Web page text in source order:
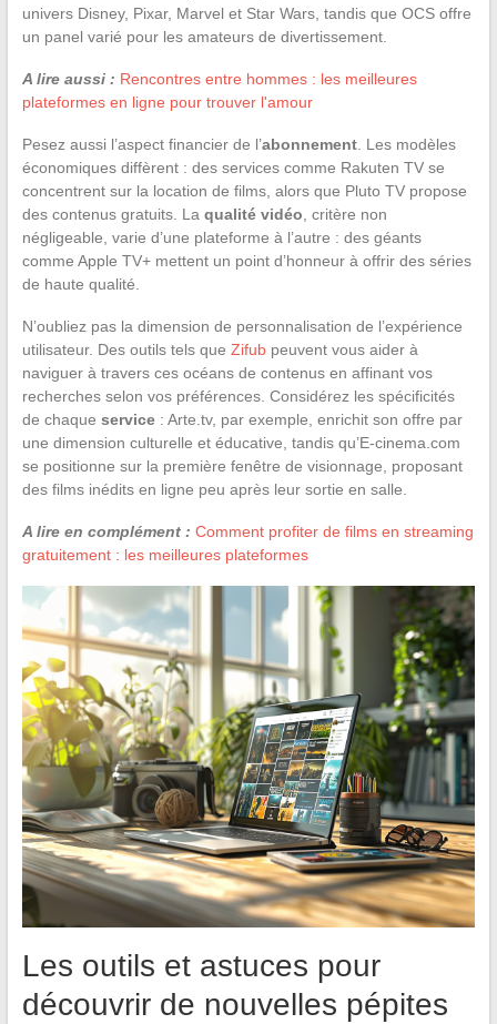
univers Disney, Pixar, Marvel et Star Wars, tandis que OCS offre
un panel varié pour les amateurs de divertissement.
A lire aussi : Rencontres entre hommes : les meilleures
plateformes en ligne pour trouver l'amour
Pesez aussi l’aspect financier de l’abonnement. Les modèles
économiques diffèrent : des services comme Rakuten TV se
concentrent sur la location de films, alors que Pluto TV propose
des contenus gratuits. La qualité vidéo , critère non
négligeable, varie d’une plateforme à l’autre : des géants
comme Apple TV+ mettent un point d’honneur à offrir des séries
de haute qualité.
N’oubliez pas la dimension de personnalisation de l’expérience
utilisateur. Des outils tels que Zifubpeuvent vous aider à
naviguer à travers ces océans de contenus en affinant vos
recherches selon vos préférences. Considérez les spécificités
de chaque service: Arte.tv, par exemple, enrichit son offre par
une dimension culturelle et éducative, tandis qu’E-cinema.com
se positionne sur la première fenêtre de visionnage, proposant
des films inédits en ligne peu après leur sortie en salle.
A lire en complément : Comment profiter de films en streaming
gratuitement : les meilleures plateformes
Les outils et astuces pour
découvrir de nouvelles pépites